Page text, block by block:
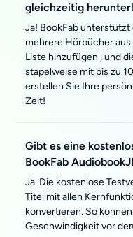
gleichzeitig
Ja! BookFab
mehrere Hörbücher
Liste hinzufügen , und
stapelweise mit bis zu
erstellen Sie Ihre
Zeit!
Gibt es eine
BookFab
Ja. Die kostenlose
Titel mit allen
konvertieren. So
Geschwindigkeit vor